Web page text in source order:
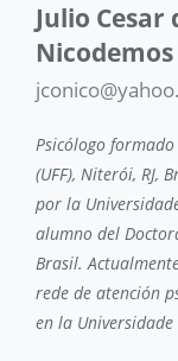
Julio Cesar
Nicodemos
Psicólogo
(UFF), Niterói, RJ,
por la
alumno del
Brasil.
rede de atención
en la